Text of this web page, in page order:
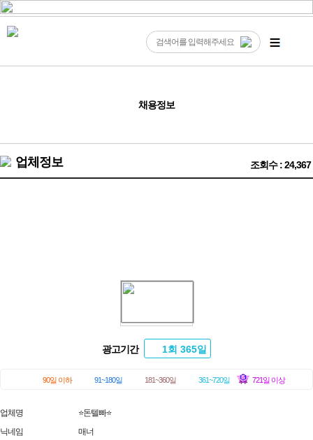
채용정보
업체정보 조회수 : 24,367
광고기간 1회 365일
90일 이하 91~180일 181~360일 361~720일 721일 이상
업체명
⭐돈텔빠⭐
닉네임
매너